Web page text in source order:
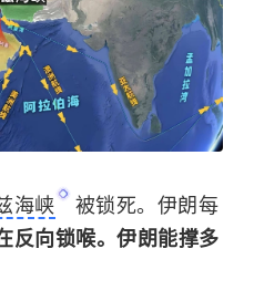
海峡
被锁死。伊朗每
反向锁喉。伊朗能撑多